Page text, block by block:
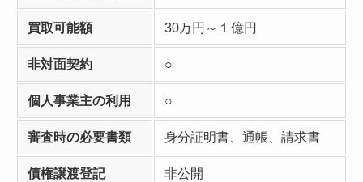
買取可能額 30万円～１億円
非対面契約 ○
個人事業主の利用 ○
審査時の必要書類 身分証明書、通帳、請求書
債権譲渡登記 非公開